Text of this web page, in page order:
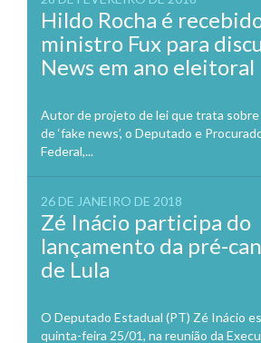
Hildo Rocha é
ministro Fux para
News em ano eleitoral
Autor de projeto de lei que trata sobre
de ‘fake news’, o Deputado e
Federal,...
26 DE JANEIRO DE 2018
Zé Inácio participa do
lançamento da pré-
de Lula
O Deputado Estadual (PT) Zé Inácio
quinta-feira 25/01, na reunião da